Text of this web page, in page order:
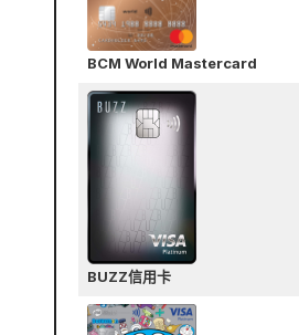
BCM World Mastercard
BUZZ信用卡